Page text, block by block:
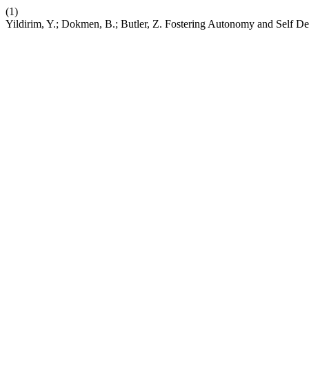
(1)
Yildirim, Y.; Dokmen, B.; Butler, Z. Fostering Autonomy and Self